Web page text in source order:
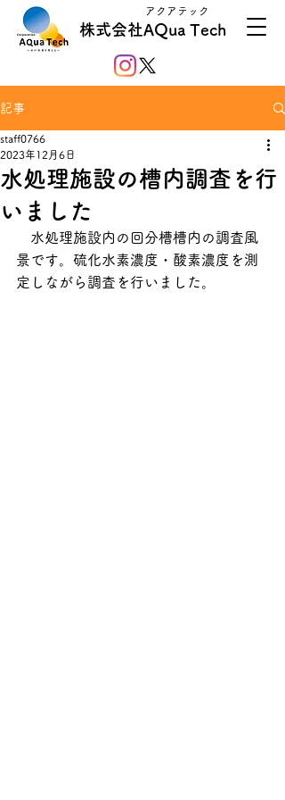
株式会社AQua Tech
アクアテック
記事
水処理施設の槽内調査を行
いました
staff0766
2023年12月6日
水処理施設内の回分槽槽内の調査風
景です。硫化水素濃度・酸素濃度を測
定しながら調査を行いました。